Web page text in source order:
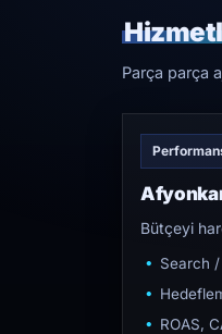
Parça parça
Bütçeyi
Search
ROAS,